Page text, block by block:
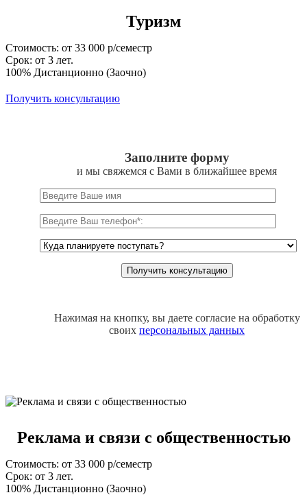
Туризм
Стоимость: от 33 000 р/семестр
Срок: от 3 лет.
100% Дистанционно (Заочно)
Получить консультацию
Заполните форму
и мы свяжемся с Вами в ближайшее время
Нажимая на кнопку, вы даете согласие на обработку
своих персональных данных
Реклама и связи с общественностью
Стоимость: от 33 000 р/семестр
Срок: от 3 лет.
100% Дистанционно (Заочно)